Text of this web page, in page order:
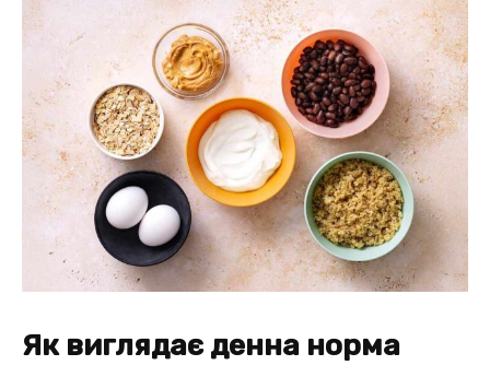
Як виглядає денна норма